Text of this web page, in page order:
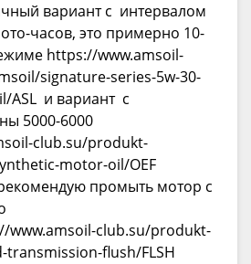
вариант с интервалом
часов, это примерно 10-
https://www.amsoil-
signature-series-5w-30-
ASL и вариант с
5000-6000
club.su/produkt-
motor-oil/OEF
промыть мотор с
www.amsoil-club.su/produkt-
flush/FLSH